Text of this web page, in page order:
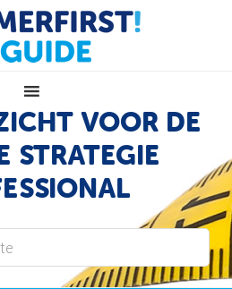
VOOR DE
STRATEGIE